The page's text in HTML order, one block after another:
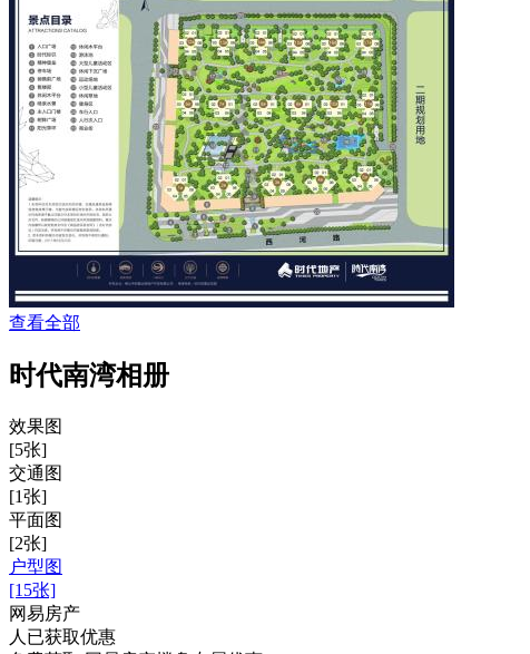
查看全部
时代南湾相册
效果图
[5张]
交通图
[1张]
平面图
[2张]
户型图
[15张]
网易房产
人已获取优惠